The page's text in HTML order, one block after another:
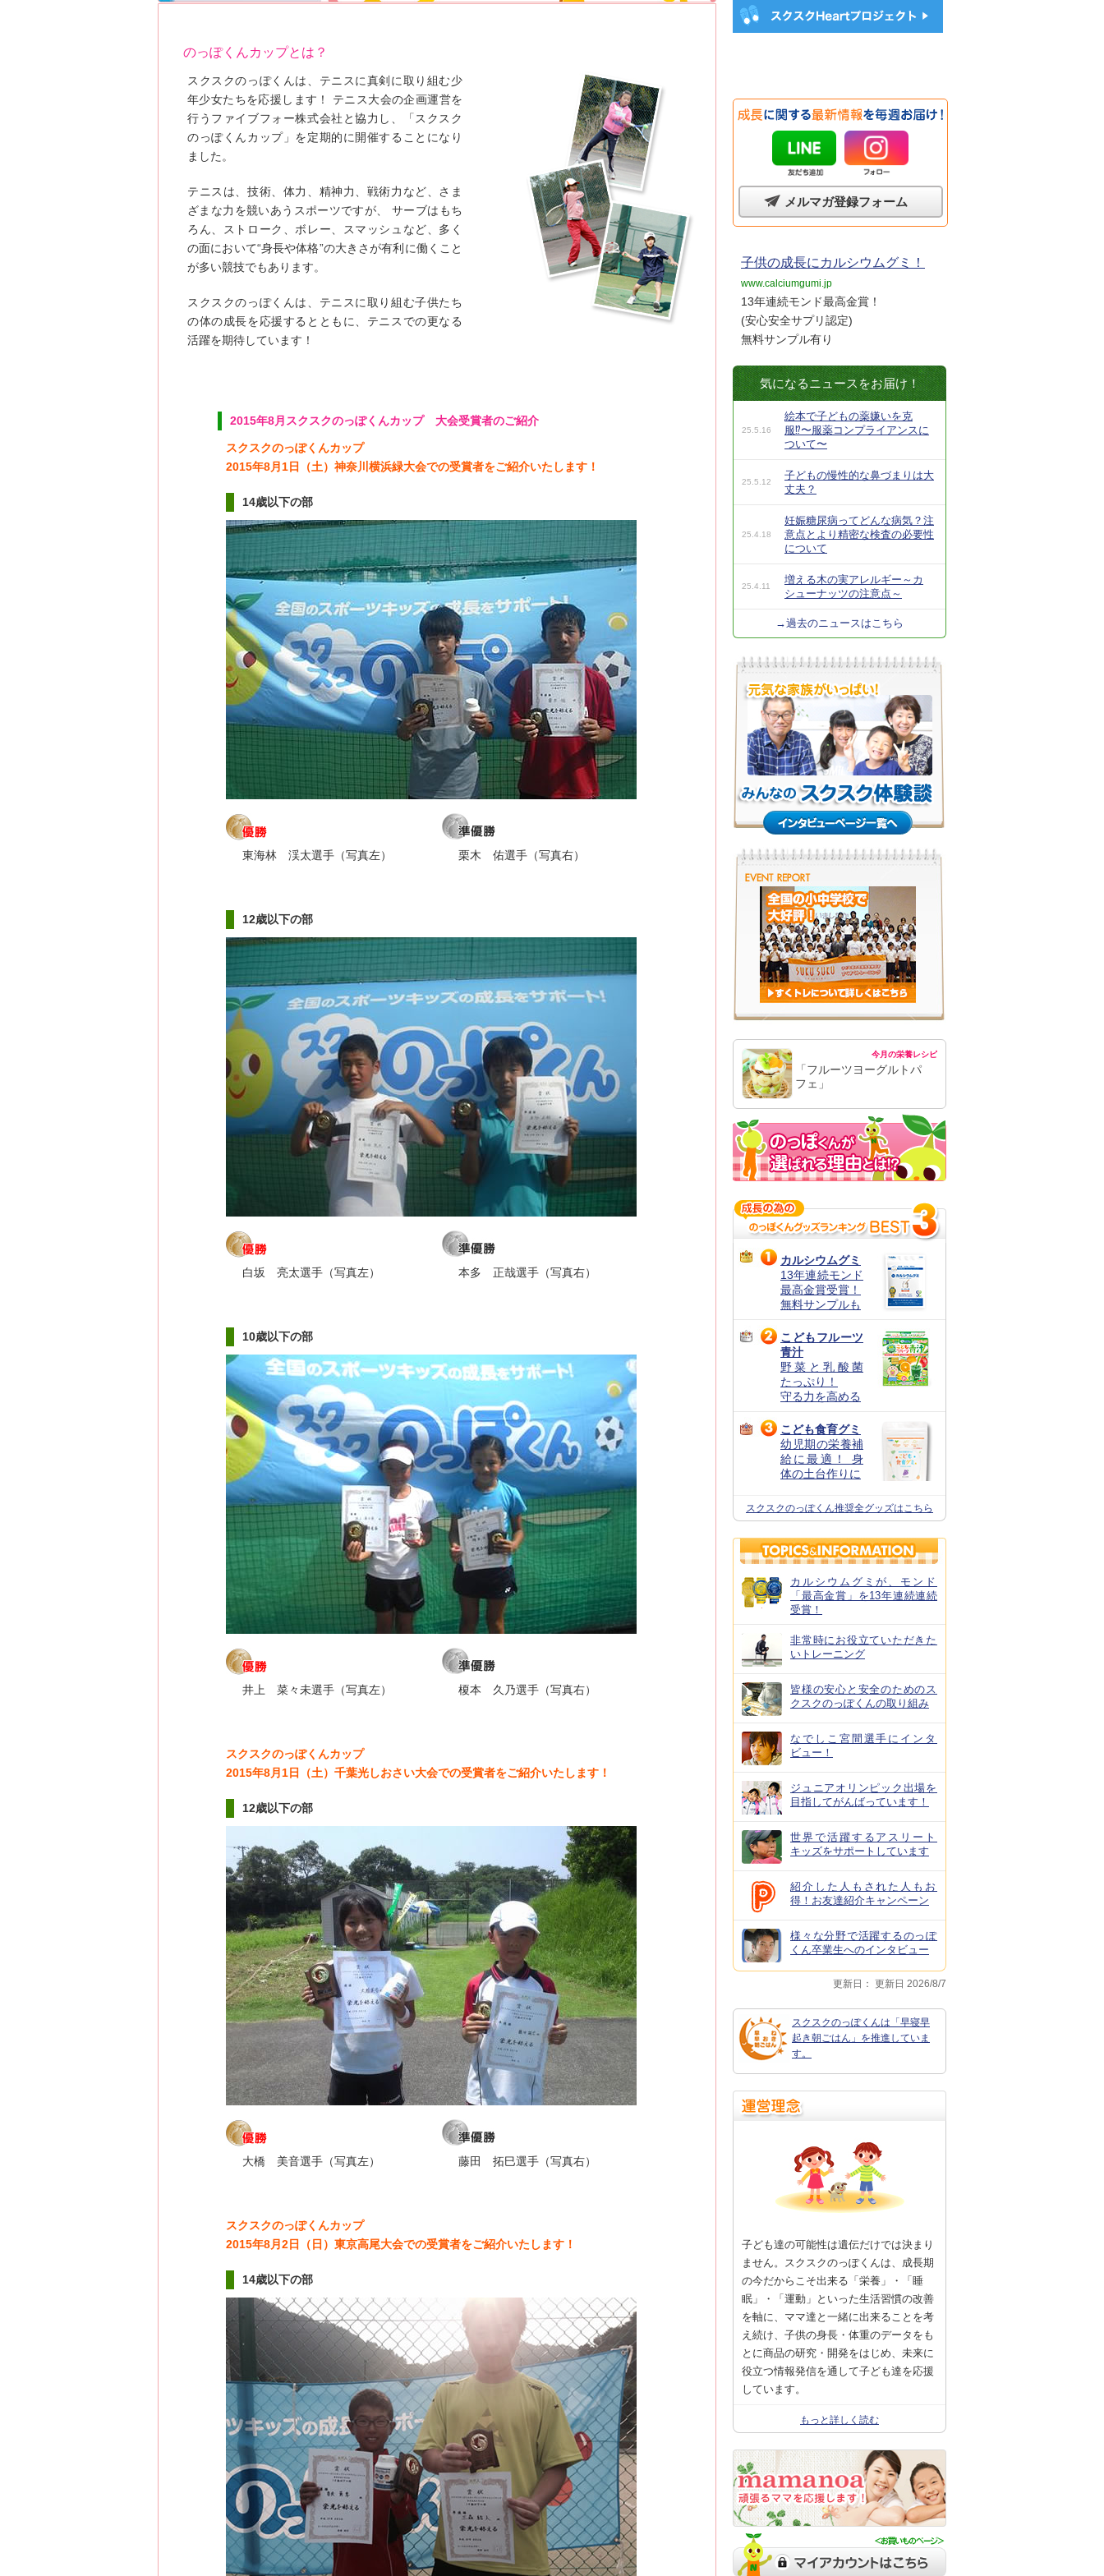
のっぽくんカップとは？
スクスクのっぽくんは、テニスに真剣に取り組む少
年少女たちを応援します！ テニス大会の企画運営を
行うファイブフォー株式会社と協力し、「スクスク
のっぽくんカップ」を定期的に開催することになり
ました。
テニスは、技術、体力、精神力、戦術力など、さま
ざまな力を競いあうスポーツですが、 サーブはもち
ろん、ストローク、ボレー、スマッシュなど、多く
の面において“身長や体格”の大きさが有利に働くこと
が多い競技でもあります。
スクスクのっぽくんは、テニスに取り組む子供たち
の体の成長を応援するとともに、テニスでの更なる
活躍を期待しています！
2015年8月スクスクのっぽくんカップ 大会受賞者のご紹介
スクスクのっぽくんカップ
2015年8月1日（土）神奈川横浜緑大会での受賞者をご紹介いたします！
14歳以下の部
東海林 渓太選手（写真左） 栗木 佑選手（写真右）
12歳以下の部
白坂 亮太選手（写真左） 本多 正哉選手（写真右）
10歳以下の部
井上 菜々未選手（写真左） 榎本 久乃選手（写真右）
スクスクのっぽくんカップ
2015年8月1日（土）千葉光しおさい大会での受賞者をご紹介いたします！
12歳以下の部
大橋 美音選手（写真左） 藤田 拓巳選手（写真右）
スクスクのっぽくんカップ
2015年8月2日（日）東京高尾大会での受賞者をご紹介いたします！
14歳以下の部
メルマガ登録フォーム
子供の成長にカルシウムグミ！
www.calciumgumi.jp
13年連続モンド最高金賞！
(安心安全サプリ認定)
無料サンプル有り
気になるニュースをお届け！
25.5.16
絵本で子どもの薬嫌いを克
服⁉︎〜服薬コンプライアンスに
ついて〜
25.5.12
子どもの慢性的な鼻づまりは大
丈夫？
25.4.18
妊娠糖尿病ってどんな病気？注
意点とより精密な検査の必要性
について
25.4.11
増える木の実アレルギー～カ
シューナッツの注意点～
→過去のニュースはこちら
今月の栄養レシピ
「フルーツヨーグルトパ
フェ」
カルシウムグミ
13年連続モンド
最高金賞受賞！
無料サンプルも
こどもフルーツ
青汁
野菜と乳酸菌
たっぷり！
守る力を高める
こども食育グミ
幼児期の栄養補
給に最適！ 身
体の土台作りに
スクスクのっぽくん推奨全グッズはこちら
カルシウムグミが、モンド
「最高金賞」を13年連続連続
受賞！
非常時にお役立ていただきた
いトレーニング
皆様の安心と安全のためのス
クスクのっぽくんの取り組み
なでしこ宮間選手にインタ
ビュー！
ジュニアオリンピック出場を
目指してがんばっています！
世界で活躍するアスリート
キッズをサポートしています
紹介した人もされた人もお
得！お友達紹介キャンペーン
様々な分野で活躍するのっぽ
くん卒業生へのインタビュー
更新日： 更新日 2026/8/7
スクスクのっぽくんは「早寝早
起き朝ごはん」を推進していま
す。
子ども達の可能性は遺伝だけでは決まり
ません。スクスクのっぽくんは、成長期
の今だからこそ出来る「栄養」・「睡
眠」・「運動」といった生活習慣の改善
を軸に、ママ達と一緒に出来ることを考
え続け、子供の身長・体重のデータをも
とに商品の研究・開発をはじめ、未来に
役立つ情報発信を通して子ども達を応援
しています。
もっと詳しく読む